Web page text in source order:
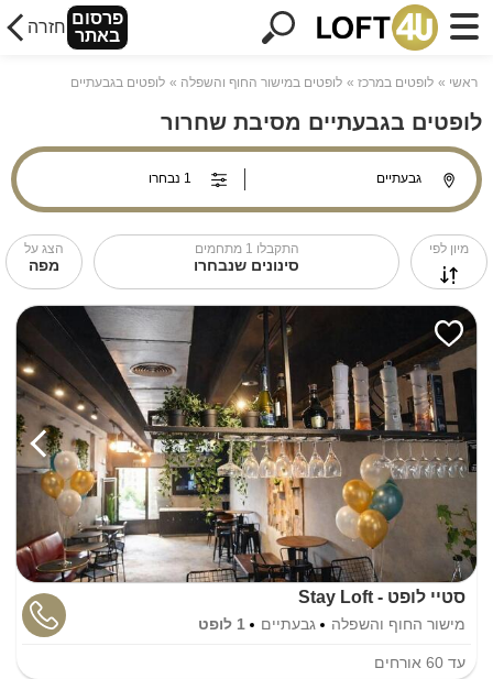
פרסום
באתר חזרה
ראשי לופטים במרכז לופטים במישור החוף והשפלה לופטים בגבעתיים
לופטים בגבעתיים מסיבת שחרור
מיון לפי התקבלו 1 מתחמים
סינונים שנבחרו
הצג על
מפה
סטיי לופט - Stay Loft
מישור החוף והשפלה גבעתיים 1 לופט
עד 60 אורחים